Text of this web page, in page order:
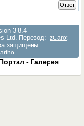
Ответ
3.8.4
Ltd. Перевод:
zCarot
защищены
- Галерея